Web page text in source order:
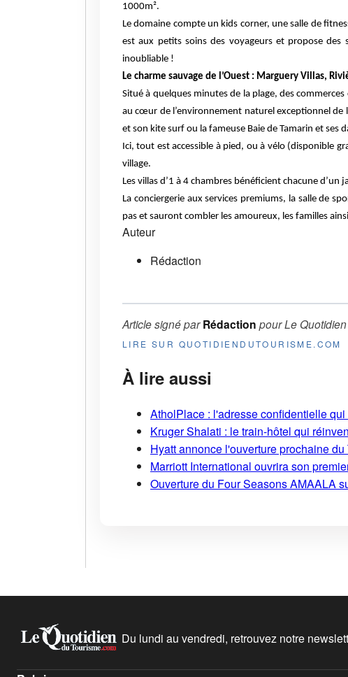
1000m².
Le domaine compte un kids corner, une salle de
est aux petits soins des voyageurs et propose des
inoubliable !
Le charme sauvage de l’Ouest : Marguery Villas,
Situé à quelques minutes de la plage, des
au cœur de l’environnement naturel exceptionnel de
et son kite surf ou la fameuse Baie de Tamarin et ses
Ici, tout est accessible à pied, ou à vélo (disponible
village.
Les villas d’1 à 4 chambres bénéficient chacune d’un
La conciergerie aux services premiums, la salle de
pas et sauront combler les amoureux, les familles
Auteur
Rédaction
Article signé parRédaction pourLe
LIRE SUR QUOTIDIENDUTOURISME.COM
À lire aussi
AtholPlace : l'adresse confidentielle
Kruger Shalati : le train-hôtel qui
Hyatt annonce l'ouverture prochaine
Marriott International ouvrira son
Ouverture du Four Seasons AMAALA
Du lundi au vendredi, retrouvez notre